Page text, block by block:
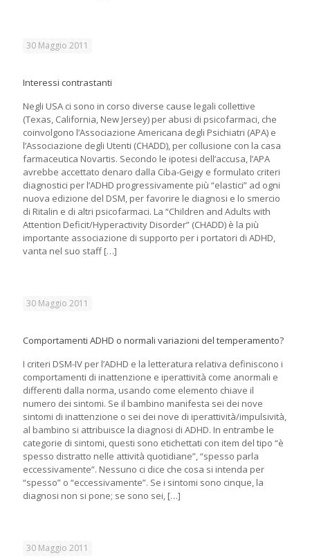
30 Maggio 2011
Interessi contrastanti
Negli USA ci sono in corso diverse cause legali collettive
(Texas, California, New Jersey) per abusi di psicofarmaci, che
coinvolgono l’Associazione Americana degli Psichiatri (APA) e
l’Associazione degli Utenti (CHADD), per collusione con la casa
farmaceutica Novartis. Secondo le ipotesi dell’accusa, l’APA
avrebbe accettato denaro dalla Ciba-Geigy e formulato criteri
diagnostici per l’ADHD progressivamente più “elastici” ad ogni
nuova edizione del DSM, per favorire le diagnosi e lo smercio
di Ritalin e di altri psicofarmaci. La “Children and Adults with
Attention Deficit/Hyperactivity Disorder” (CHADD) è la più
importante associazione di supporto per i portatori di ADHD,
vanta nel suo staff[…]
30 Maggio 2011
Comportamenti ADHD o normali variazioni del temperamento?
I criteri DSM-IV per l’ADHD e la letteratura relativa definiscono i
comportamenti di inattenzione e iperattività come anormali e
differenti dalla norma, usando come elemento chiave il
numero dei sintomi. Se il bambino manifesta sei dei nove
sintomi di inattenzione o sei dei nove di iperattività/impulsività,
al bambino si attribuisce la diagnosi di ADHD. In entrambe le
categorie di sintomi, questi sono etichettati con item del tipo “è
spesso distratto nelle attività quotidiane”, “spesso parla
eccessivamente”. Nessuno ci dice che cosa si intenda per
“spesso” o “eccessivamente”. Se i sintomi sono cinque, la
diagnosi non si pone; se sono sei, […]
30 Maggio 2011